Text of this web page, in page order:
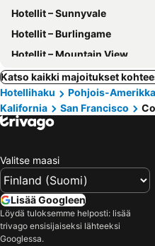
Hotellit – Sunnyvale
Hotellit – Burlingame
Hotellit – Mountain View
Katso kaikki majoitukset
Hotellihaku
Pohjois-Amerikka
Kalifornia
San Francisco
Valitse maasi
Lisää Googleen
Löydä tuloksemme helposti: lisää
trivago ensisijaiseksi lähteeksi
Googlessa.